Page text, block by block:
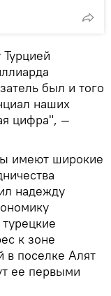
был и того
наших
цифра", —
имеют широкие
надежду
к зоне
в поселке Алят
ее первыми